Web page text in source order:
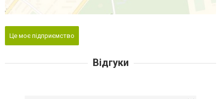
Це моє підприємство
Відгуки